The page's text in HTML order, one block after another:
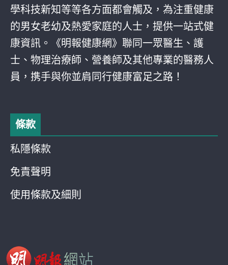
學科技新知等等各方面都會觸及，為注重健康
的男女老幼及熱愛家庭的人士，提供一站式健
康資訊。《明報健康網》聯同一眾醫生、護
士、物理治療師、營養師及其他專業的醫務人
員，携手與你並肩同行健康富足之路！
條款
私隱條款
免責聲明
使用條款及細則